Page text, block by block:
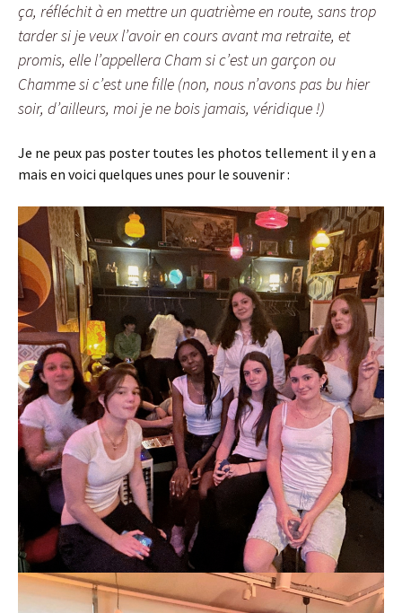
ça, réfléchit à en mettre un quatrième en route, sans trop
tarder si je veux l’avoir en cours avant ma retraite, et
promis, elle l’appellera Cham si c’est un garçon ou
Chamme si c’est une fille (non, nous n’avons pas bu hier
soir, d’ailleurs, moi je ne bois jamais, véridique !)
Je ne peux pas poster toutes les photos tellement il y en a
mais en voici quelques unes pour le souvenir :